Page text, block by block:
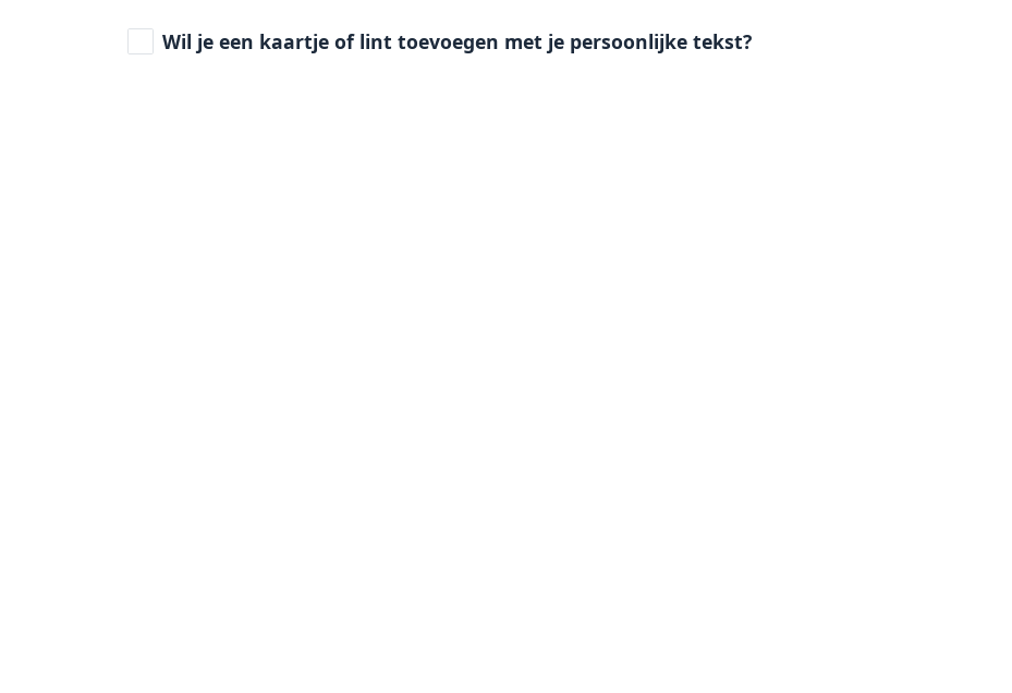
Wil je een kaartje of lint toevoegen met je persoonlijke tekst?